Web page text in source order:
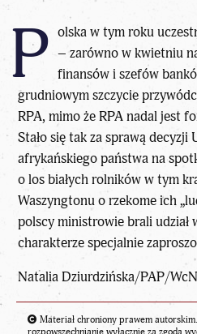
P olska w tym roku
– zarówno w kwietniu
finansów i szefów
grudniowym szczycie
RPA, mimo że RPA nadal jest
Stało się tak za sprawą decyzji
afrykańskiego państwa na
o los białych rolników w tym
Waszyngtonu o rzekome ich
polscy ministrowie brali udział
charakterze specjalnie
Natalia Dziurdzińska/PAP/WcN
Materiał chroniony prawem